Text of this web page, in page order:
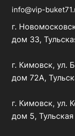
info@vip-
г.
дом 33,
г. Кимовск, ул.
дом 72А,
г. Кимовск, ул.
дом 5, Тульская